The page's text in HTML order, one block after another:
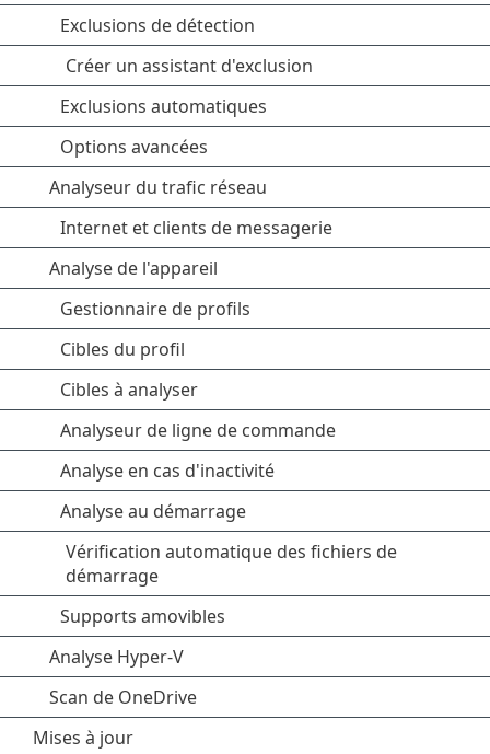
Exclusions de détection
Créer un assistant d'exclusion
Exclusions automatiques
Options avancées
Analyseur du trafic réseau
Internet et clients de messagerie
Analyse de l'appareil
Gestionnaire de profils
Cibles du profil
Cibles à analyser
Analyseur de ligne de commande
Analyse en cas d'inactivité
Analyse au démarrage
Vérification automatique des fichiers de
démarrage
Supports amovibles
Analyse Hyper-V
Scan de OneDrive
Mises à jour